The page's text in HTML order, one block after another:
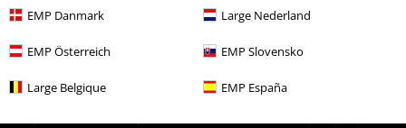
EMP Danmark Large Nederland
EMP Österreich EMP Slovensko
Large Belgique EMP España
suscríbete ahora!